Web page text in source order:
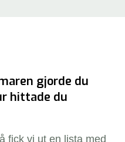
gjorde du
hittade du
fick vi ut en lista med